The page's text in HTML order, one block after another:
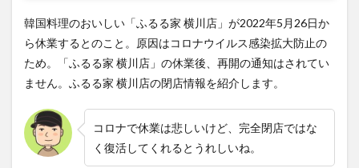
韓国料理のおいしい「ふるる家 横川店」が2022年5月26日か
ら休業するとのこと。原因はコロナウイルス感染拡大防止の
ため。「ふるる家 横川店」の休業後、再開の通知はされてい
ません。ふるる家 横川店の閉店情報を紹介します。
コロナで休業は悲しいけど、完全閉店ではな
く復活してくれるとうれしいね。